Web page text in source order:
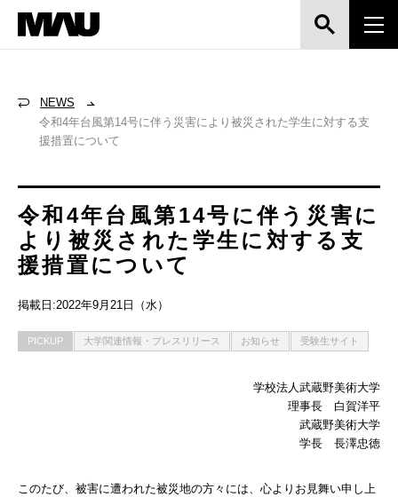
NEWS
令和4年台風第14号に伴う災害により被災された学生に対する支
援措置について
令和4年台風第14号に伴う災害に
より被災された学生に対する支
援措置について
掲載日:2022年9月21日（水）
PICKUP 大学関連情報・プレスリリース お知らせ 受験生サイト
学校法人武蔵野美術大学
理事長 白賀洋平
武蔵野美術大学
学長 長澤忠徳
このたび、被害に遭われた被災地の方々には、心よりお見舞い申し上